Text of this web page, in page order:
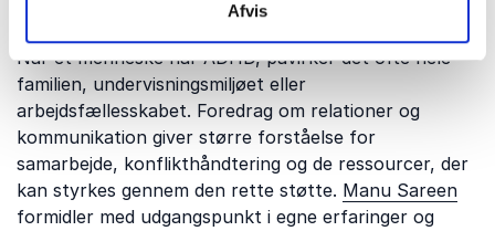
Afvis
ADHD i familier, skoler og relationer
Når et menneske har ADHD, påvirker det ofte hele
familien, undervisningsmiljøet eller
arbejdsfællesskabet. Foredrag om relationer og
kommunikation giver større forståelse for
samarbejde, konflikthåndtering og de ressourcer, der
kan styrkes gennem den rette støtte. Manu Sareen
formidler med udgangspunkt i egne erfaringer og